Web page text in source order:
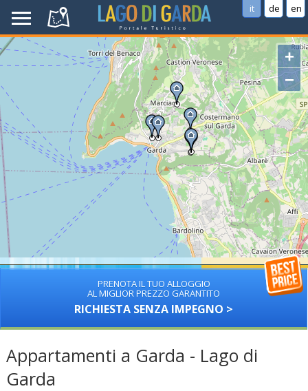
it de en
+
−
PRENOTA IL TUO ALLOGGIO
AL MIGLIOR PREZZO GARANTITO
RICHIESTA SENZA IMPEGNO >
Appartamenti a Garda - Lago di
Garda